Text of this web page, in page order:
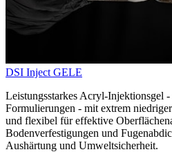
DSI Inject GELE
Leistungsstarkes Acryl-Injektionsgel
Formulierungen - mit extrem
und flexibel für effektive
Bodenverfestigungen und
Aushärtung und Umweltsicherheit.